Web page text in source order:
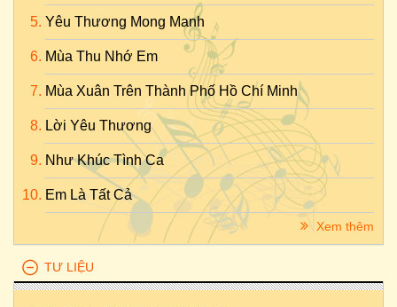
Yêu Thương Mong Manh
Mùa Thu Nhớ Em
Mùa Xuân Trên Thành Phố Hồ Chí Minh
Lời Yêu Thương
Như Khúc Tình Ca
Em Là Tất Cả
Xem thêm
TƯ LIỆU